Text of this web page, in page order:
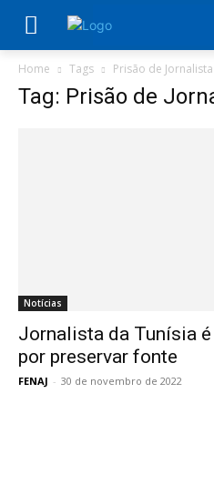
Home Tags Prisão de Jornalista
Tag: Prisão de
Notícias
Jornalista da Tunísia
por preservar fonte
FENAJ - 30 de novembro de 2022